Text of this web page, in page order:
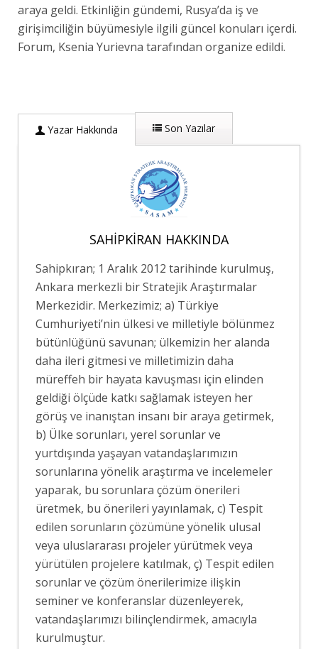
araya geldi. Etkinliğin gündemi, Rusya’da iş ve
girişimciliğin büyümesiyle ilgili güncel konuları içerdi.
Forum, Ksenia Yurievna tarafından organize edildi.
Yazar Hakkında Son Yazılar
SAHIPKIRAN HAKKINDA
Sahipkıran; 1 Aralık 2012 tarihinde kurulmuş,
Ankara merkezli bir Stratejik Araştırmalar
Merkezidir. Merkezimiz; a) Türkiye
Cumhuriyeti’nin ülkesi ve milletiyle bölünmez
bütünlüğünü savunan; ülkemizin her alanda
daha ileri gitmesi ve milletimizin daha
müreffeh bir hayata kavuşması için elinden
geldiği ölçüde katkı sağlamak isteyen her
görüş ve inanıştan insanı bir araya getirmek,
b) Ülke sorunları, yerel sorunlar ve
yurtdışında yaşayan vatandaşlarımızın
sorunlarına yönelik araştırma ve incelemeler
yaparak, bu sorunlara çözüm önerileri
üretmek, bu önerileri yayınlamak, c) Tespit
edilen sorunların çözümüne yönelik ulusal
veya uluslararası projeler yürütmek veya
yürütülen projelere katılmak, ç) Tespit edilen
sorunlar ve çözüm önerilerimize ilişkin
seminer ve konferanslar düzenleyerek,
vatandaşlarımızı bilinçlendirmek, amacıyla
kurulmuştur.